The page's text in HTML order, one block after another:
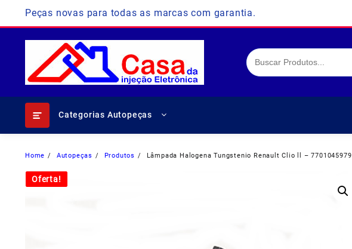
content
Peças novas para todas as marcas com garantia.
Categorias Autopeças
Home Autopeças Produtos Lâmpada Halogena Tungstenio Renault Clio ll – 7701045979
Oferta!
Oferta!